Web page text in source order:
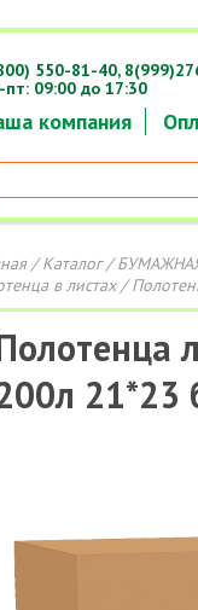
компания
550-81-40,
пт: 09:00 до 17:30
/Каталог/
в листах/
21*23